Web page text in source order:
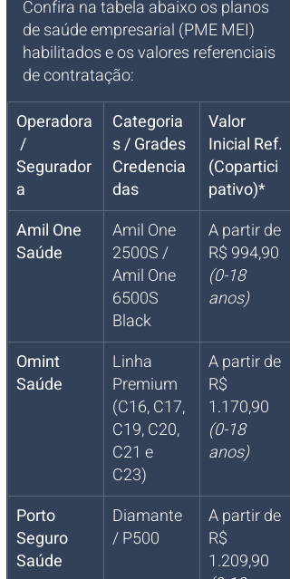
Confira na tabela abaixo os planos
de saúde empresarial (PME MEI)
habilitados e os valores referenciais
de contratação:
Operadora
/
Segurador
a
Categoria
s / Grades
Credencia
das
Valor
Inicial Ref.
(Copartici
pativo)*
Amil One
Saúde
Amil One
2500S /
Amil One
6500S
Black
A partir de
R$ 994,90
(0-18
anos)
Omint
Saúde
Linha
Premium
(C16, C17,
C19, C20,
C21 e
C23)
A partir de
R$
1.170,90
(0-18
anos)
Porto
Seguro
Saúde
Diamante
/ P500
A partir de
R$
1.209,90